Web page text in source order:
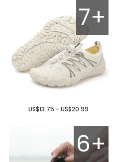
7+
US$13.75 - US$20.99
6+